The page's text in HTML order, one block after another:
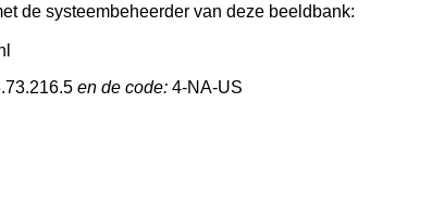
de systeembeheerder van deze beeldbank:
en de code: 4-NA-US